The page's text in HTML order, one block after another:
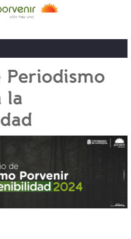
Periodismo
la